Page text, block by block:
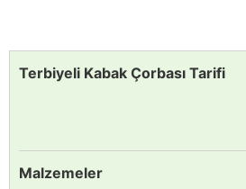
Terbiyeli Kabak Çorbası Tarifi
Malzemeler